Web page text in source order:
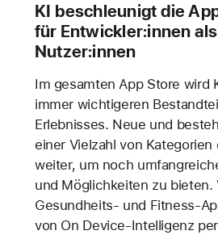
KI beschleunigt die
für Entwickler:innen
Nutzer:innen
Im gesamten App Store wird
immer wichtigeren
Erlebnisses. Neue und
einer Vielzahl von
weiter, um noch
und Möglichkeiten zu bieten.
Gesundheits- und Fitness-
von On Device-Intelligenz